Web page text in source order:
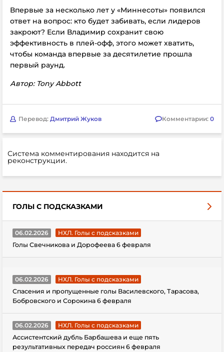
Впервые за несколько лет у «Миннесоты» появился
ответ на вопрос: кто будет забивать, если лидеров
закроют? Если Владимир сохранит свою
эффективность в плей-офф, этого может хватить,
чтобы команда впервые за десятилетие прошла
первый раунд.
Автор: Tony Abbott
Перевод: Дмитрий Жуков Комментарии: 0
Система комментирования находится на
реконструкции.
ГОЛЫ С ПОДСКАЗКАМИ
06.02.2026
НХЛ. Голы с подсказками
Голы Свечникова и Дорофеева 6 февраля
06.02.2026
НХЛ. Голы с подсказками
Спасения и пропущенные голы Василевского, Тарасова,
Бобровского и Сорокина 6 февраля
06.02.2026
НХЛ. Голы с подсказками
Ассистентский дубль Барбашева и еще пять
результативных передач россиян 6 февраля